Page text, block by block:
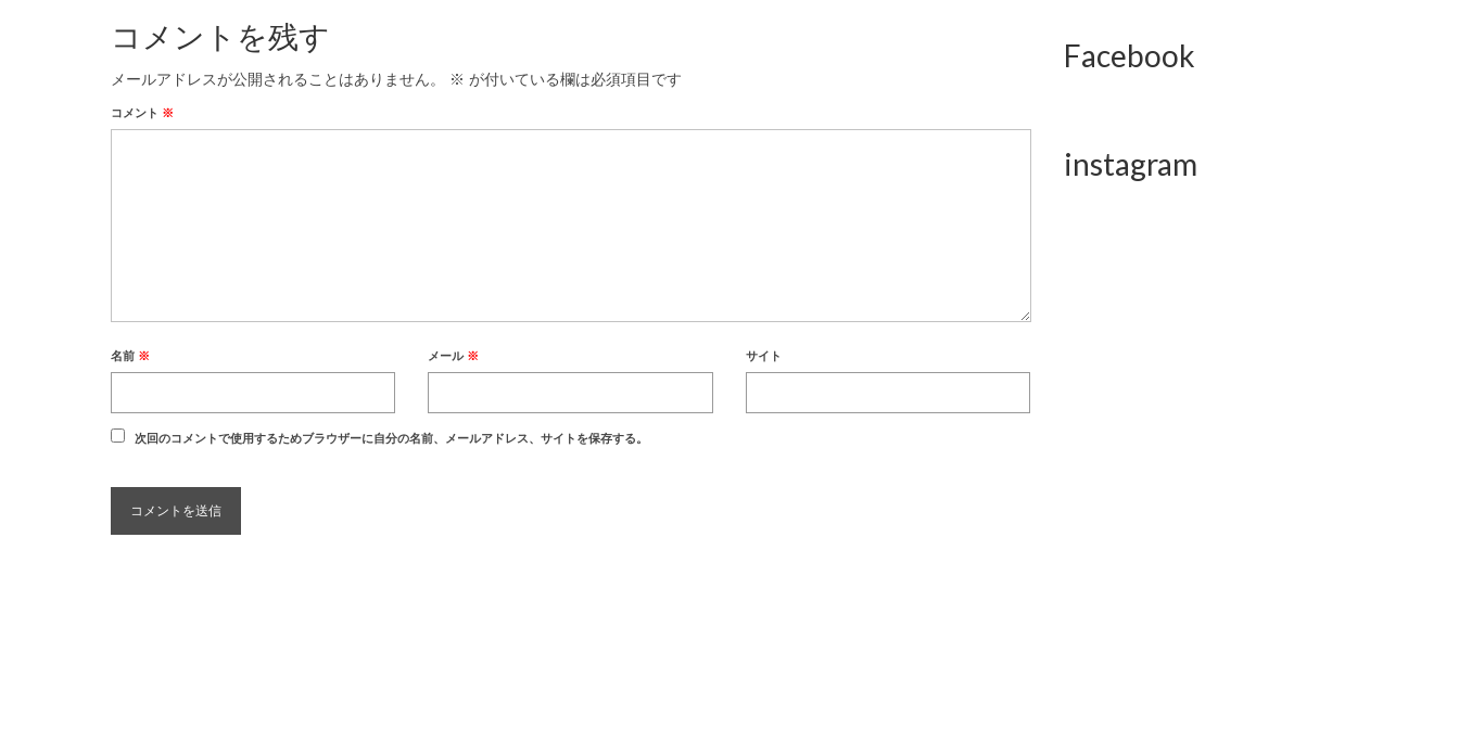
コメントを残す
メールアドレスが公開されることはありません。 ※ が付いている欄は必須項目です
コメント ※
名前 ※ メール ※ サイト
次回のコメントで使用するためブラウザーに自分の名前、メールアドレス、サイトを保存する。
Facebook
instagram